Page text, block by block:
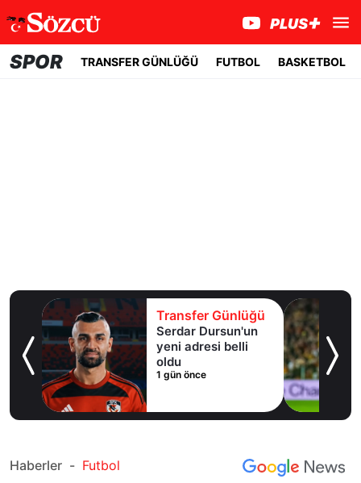
SPOR TRANSFER GÜNLÜĞÜ FUTBOL BASKETBOL
Günlüğü
belli
Transfer Günlüğü
Galatasaray'a
sürpriz orta saha
Haberler - Futbol